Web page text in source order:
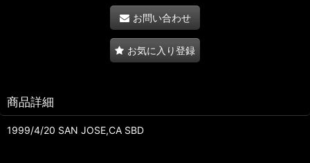
お問い合わせ
お気に入り登録
商品詳細
1999/4/20 SAN JOSE,CA SBD